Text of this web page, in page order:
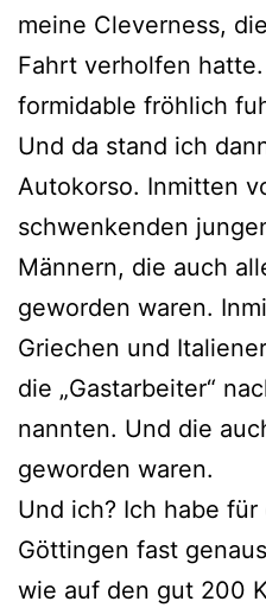
meine Cleverness,
Fahrt verholfen
formidable fröhlich
Und da stand ich
Autokorso. Inmitten
schwenkenden
Männern, die auch
geworden waren.
Griechen und
die „Gastarbeiter“
nannten. Und die
geworden waren.
Und ich? Ich habe
Göttingen fast
wie auf den gut 200